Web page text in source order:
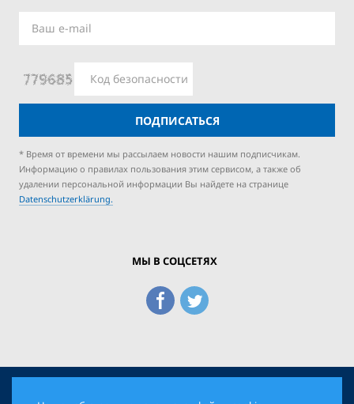
ПОДПИСАТЬСЯ
* Время от времени мы рассылаем новости нашим подписчикам.
Информацию о правилах пользования этим сервисом, а также об
удалении персональной информации Вы найдете на странице
Datenschutzerklärung.
МЫ В СОЦСЕТЯХ